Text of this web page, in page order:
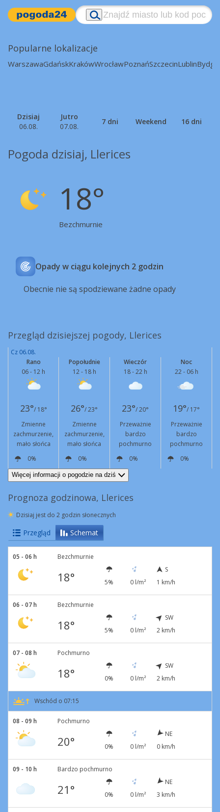
Popularne lokalizacje
WarszawaGdańskKrakówWrocławPoznańSzczecinLublin
Dzisiaj
06.08.
Jutro
07.08.
7 dni Weekend 16 dni
Pogoda dzisiaj, Llerices
18°
Bezchmurnie
Opady w ciągu kolejnych 2 godzin
Obecnie nie są spodziewane żadne opady
Przegląd dzisiejszej pogody, Llerices
Cz 06.08.
Rano
06 - 12 h
Popołudnie
12 - 18 h
Wieczór
18 - 22 h
Noc
22 - 06 h
23°/ 18° 26°/ 23° 23°/ 20° 19°/ 17°
Zmienne
zachmurzenie,
mało słońca
Zmienne
zachmurzenie,
mało słońca
Przeważnie
bardzo
pochmurno
Przeważnie
bardzo
pochmurno
0%
0% 0%
0%
N
2 km/h N
7 km/h
Więcej informacji o pogodzie na dziś
Prognoza godzinowa, Llerices
Dzisiaj jest do 2 godzin słonecznych
Przegląd Schemat
05 - 06 h Bezchmurnie
18° 5% 0 l/m²
S
1 km/h
06 - 07 h Bezchmurnie
18° 5% 0 l/m²
SW
2 km/h
07 - 08 h Pochmurno
18° 0% 0 l/m²
SW
2 km/h
Wschód o 07:15
08 - 09 h Pochmurno
20° 0% 0 l/m²
NE
0 km/h
09 - 10 h Bardzo pochmurno
21° 0% 0 l/m²
NE
3 km/h